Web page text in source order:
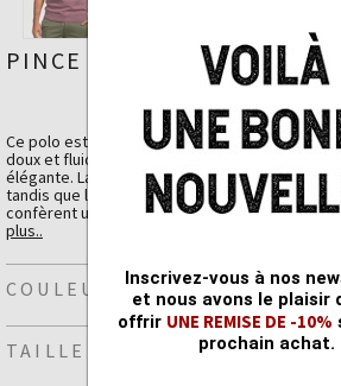
PINCE POLO
Ce polo est un incontournable pour l’été.
doux et fluide, il offre un confort optimal tout
élégante. La couleur tendance lui donne une
tandis que la patte de boutonnage classique
confèrent un style casual chic, idéal en toute
plus..
Détails du tissu
Coton
100 %
COULEUR
TAILLE
Inscrivez-vous à nos
et nous avons le plaisir
offrir UNE REMISE DE -10%
prochain achat.